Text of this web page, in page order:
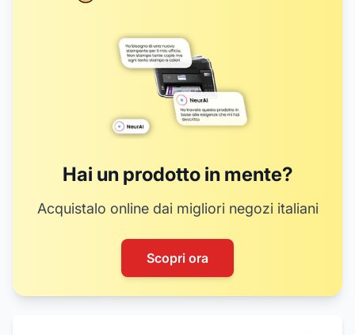
Hai un prodotto in mente?
Acquistalo online dai migliori negozi italiani
Scopri ora